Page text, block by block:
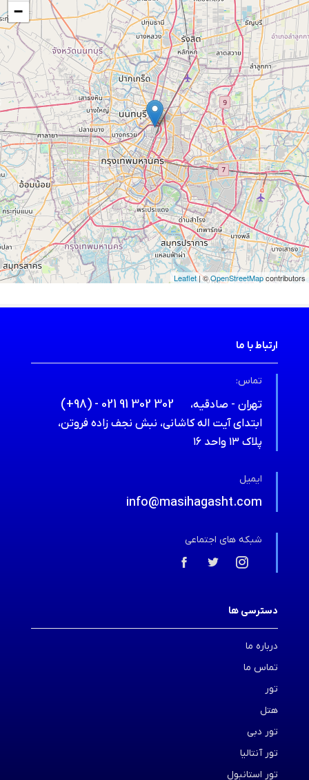
−
Leaflet| ©OpenStreetMapcontributors
ارتباط با ما
تماس:
(+98) - 021 91 302 302
تهران - صادقیه،
ابتدای آیت اله کاشانی، نبش نجف زاده فروتن،
پلاک ۱۳ واحد ۱۶
ایمیل
info@masihagasht.com
شبکه های اجتماعی
دسترسی ها
درباره ما
تماس ما
تور
هتل
تور دبی
تور آنتالیا
تور استانبول